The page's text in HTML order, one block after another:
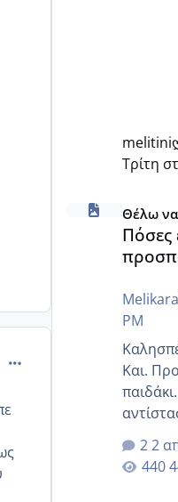
comment_985579
Τρίτη
Πόσες είμαστε
Θέλω
Πόσες
PM
Και.
παιδάκι... Έχω
και
2